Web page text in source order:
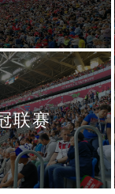
联赛